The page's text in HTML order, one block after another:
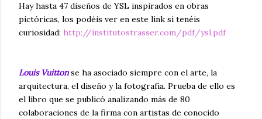
Hay hasta 47 diseños de YSL inspirados en obras
pictóricas, los podéis ver en este link si tenéis
curiosidad: http://institutostrasser.com/pdf/ysl.pdf
Louis Vuittonse ha asociado siempre con el arte, la
arquitectura, el diseño y la fotografía. Prueba de ello es
el libro que se publicó analizando más de 80
colaboraciones de la firma con artistas de conocido